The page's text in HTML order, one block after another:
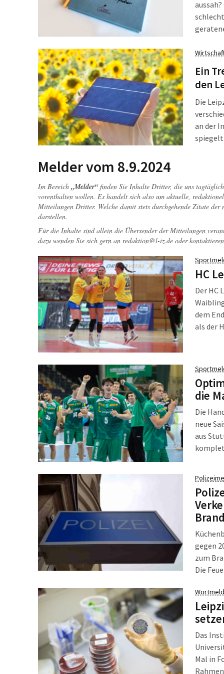
Ein
den
Die
an der
spiegelt
Melder vom 8.9.2024
Im Bereich „Melder“ finden Sie Inhalte Dritter, die uns
vorenthalten wollen. Es handelt sich also um aktuelle,
Mitteilungen Dritter. Welche damit stets durchgehende Zitate
darstellen.
Für die Inhalte sind allein die Übersender der Mitteilungen
dazu wenden Sie sich gern an redaktion@l-iz.de oder
HC
Der HC
dem
als der
die
Die
neue
aus
gegen
zum
Die
aus.
Das
Mal in